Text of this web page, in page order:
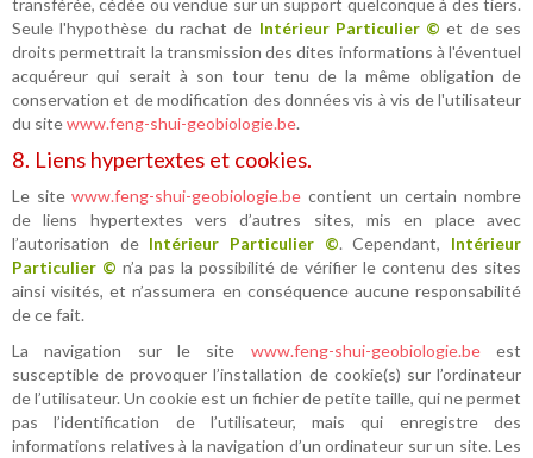
transférée, cédée ou vendue sur un support quelconque à des tiers.
Seule l'hypothèse du rachat de Intérieur Particulier © et de ses
droits permettrait la transmission des dites informations à l'éventuel
acquéreur qui serait à son tour tenu de la même obligation de
conservation et de modification des données vis à vis de l'utilisateur
du sitewww.feng-shui-geobiologie.be.
8. Liens hypertextes et cookies.
Le sitewww.feng-shui-geobiologie.be contient un certain nombre
de liens hypertextes vers d’autres sites, mis en place avec
l’autorisation de Intérieur Particulier ©. Cependant, Intérieur
Particulier © n’a pas la possibilité de vérifier le contenu des sites
ainsi visités, et n’assumera en conséquence aucune responsabilité
de ce fait.
La navigation sur le site www.feng-shui-geobiologie.beest
susceptible de provoquer l’installation de cookie(s) sur l’ordinateur
de l’utilisateur. Un cookie est un fichier de petite taille, qui ne permet
pas l’identification de l’utilisateur, mais qui enregistre des
informations relatives à la navigation d’un ordinateur sur un site. Les